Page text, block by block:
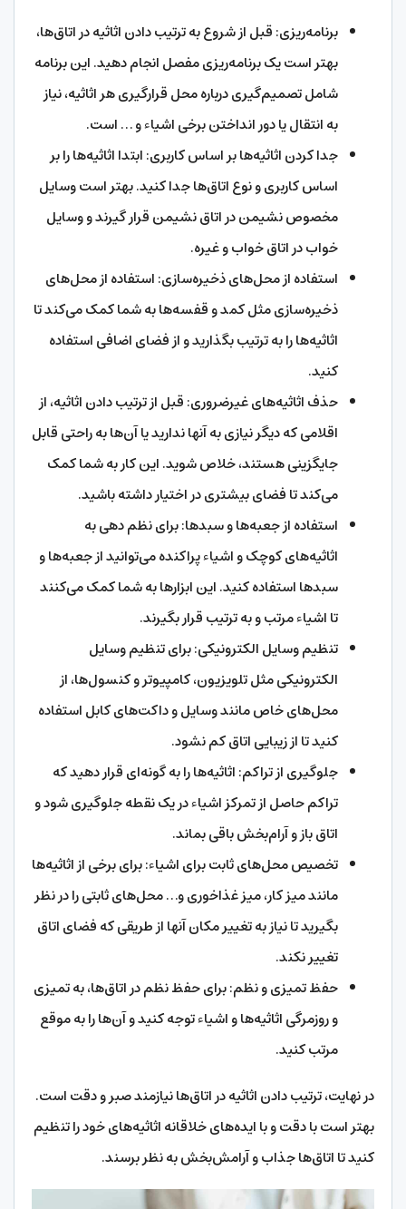
برنامه‌ریزی: قبل از شروع به ترتیب دادن اثاثیه در اتاق‌ها،
بهتر است یک برنامه‌ریزی مفصل انجام دهید. این برنامه
شامل تصمیم‌گیری درباره محل قرارگیری هر اثاثیه، نیاز
به انتقال یا دور انداختن برخی اشیاء و … است.
جدا کردن اثاثیه‌ها بر اساس کاربری: ابتدا اثاثیه‌ها را بر
اساس کاربری و نوع اتاق‌ها جدا کنید. بهتر است وسایل
مخصوص نشیمن در اتاق نشیمن قرار گیرند و وسایل
خواب در اتاق خواب و غیره.
استفاده از محل‌های ذخیره‌سازی: استفاده از محل‌های
ذخیره‌سازی مثل کمد و قفسه‌ها به شما کمک می‌کند تا
اثاثیه‌ها را به ترتیب بگذارید و از فضای اضافی استفاده
کنید.
حذف اثاثیه‌های غیرضروری: قبل از ترتیب دادن اثاثیه، از
اقلامی که دیگر نیازی به آنها ندارید یا آن‌ها به راحتی قابل
جایگزینی هستند، خلاص شوید. این کار به شما کمک
می‌کند تا فضای بیشتری در اختیار داشته باشید.
استفاده از جعبه‌ها و سبدها: برای نظم دهی به
اثاثیه‌های کوچک و اشیاء پراکنده می‌توانید از جعبه‌ها و
سبدها استفاده کنید. این ابزارها به شما کمک می‌کنند
تا اشیاء مرتب و به ترتیب قرار بگیرند.
تنظیم وسایل الکترونیکی: برای تنظیم وسایل
الکترونیکی مثل تلویزیون، کامپیوتر و کنسول‌ها، از
محل‌های خاص مانند وسایل و داکت‌های کابل استفاده
کنید تا از زیبایی اتاق کم نشود.
جلوگیری از تراکم: اثاثیه‌ها را به گونه‌ای قرار دهید که
تراکم حاصل از تمرکز اشیاء در یک نقطه جلوگیری شود و
اتاق باز و آرام‌بخش باقی بماند.
تخصیص محل‌های ثابت برای اشیاء: برای برخی از اثاثیه‌ها
مانند میز کار، میز غذاخوری و… محل‌های ثابتی را در نظر
بگیرید تا نیاز به تغییر مکان آنها از طریقی که فضای اتاق
تغییر نکند.
حفظ تمیزی و نظم: برای حفظ نظم در اتاق‌ها، به تمیزی
و روزمرگی اثاثیه‌ها و اشیاء توجه کنید و آن‌ها را به موقع
مرتب کنید.
در نهایت، ترتیب دادن اثاثیه در اتاق‌ها نیازمند صبر و دقت است.
بهتر است با دقت و با ایده‌های خلاقانه اثاثیه‌های خود را تنظیم
کنید تا اتاق‌ها جذاب و آرامش‌بخش به نظر برسند.